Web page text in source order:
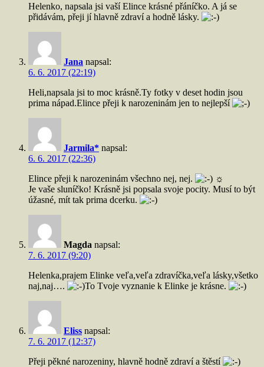
Helenko, napsala jsi vaší Elince krásné přáníčko. A já se
přidávám, přeji jí hlavně zdraví a hodně lásky.
Jana napsal:
6. 6. 2017 (22:19)
Heli,napsala jsi to moc krásně.Ty fotky v deset hodin jsou
prima nápad.Elince přeji k narozeninám jen to nejlepší
Jarmila* napsal:
6. 6. 2017 (22:36)
Elince přeji k narozeninám všechno nej, nej.
☼
Je vaše sluníčko! Krásně jsi popsala svoje pocity. Musí to být
úžasné, mít tak prima dcerku.
Magda napsal:
7. 6. 2017 (9:20)
Helenka,prajem Elinke veľa,veľa zdravíčka,veľa lásky,všetko
naj,naj….
To Tvoje vyznanie k Elinke je krásne.
Eliss napsal:
7. 6. 2017 (12:37)
Přeji pěkné narozeniny, hlavně hodně zdraví a štěstí